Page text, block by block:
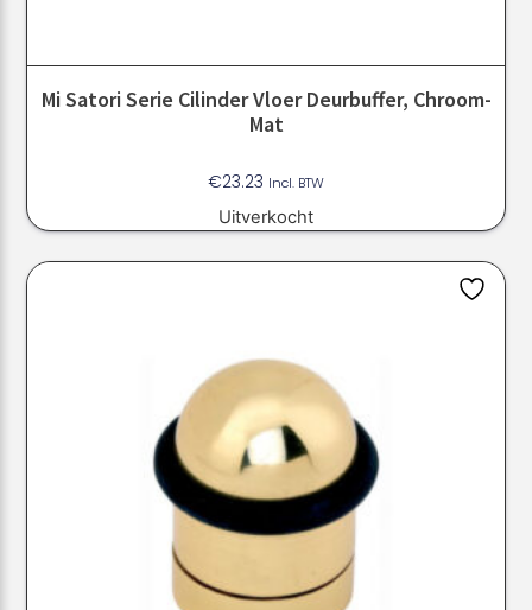
Mi Satori Serie Cilinder Vloer Deurbuffer, Chroom-
Mat
€23.23 Incl. BTW
Uitverkocht